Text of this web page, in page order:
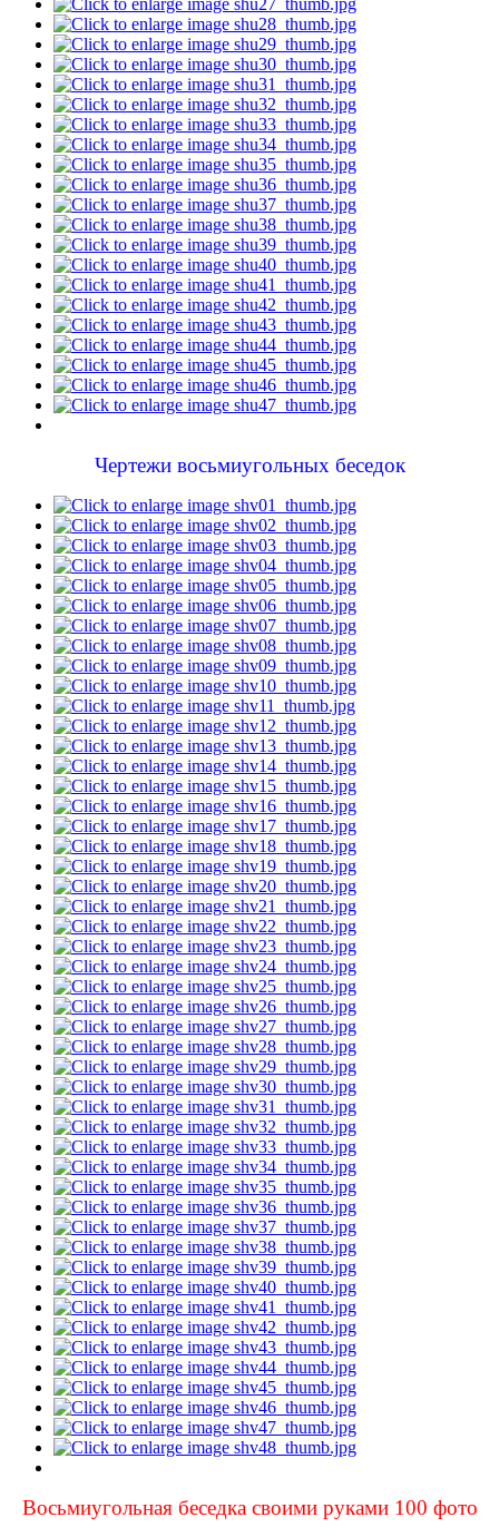
Чертежи восьмиугольных беседок
Восьмиугольная беседка своими руками 100 фото